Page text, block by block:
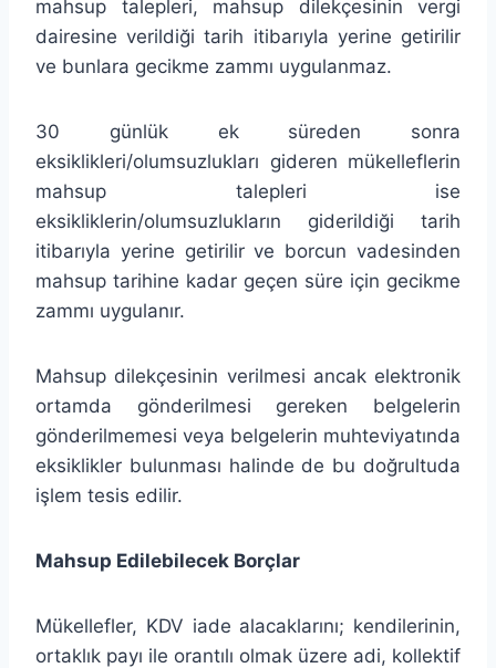
mahsup talepleri, mahsup dilekçesinin vergi
dairesine verildiği tarih itibarıyla yerine getirilir
ve bunlara gecikme zammı uygulanmaz.
30 günlük ek süreden sonra
eksiklikleri/olumsuzlukları gideren mükelleflerin
mahsup talepleri ise
eksikliklerin/olumsuzlukların giderildiği tarih
itibarıyla yerine getirilir ve borcun vadesinden
mahsup tarihine kadar geçen süre için gecikme
zammı uygulanır.
Mahsup dilekçesinin verilmesi ancak elektronik
ortamda gönderilmesi gereken belgelerin
gönderilmemesi veya belgelerin muhteviyatında
eksiklikler bulunması halinde de bu doğrultuda
işlem tesis edilir.
Mahsup Edilebilecek Borçlar
Mükellefler, KDV iade alacaklarını; kendilerinin,
ortaklık payı ile orantılı olmak üzere adi, kollektif